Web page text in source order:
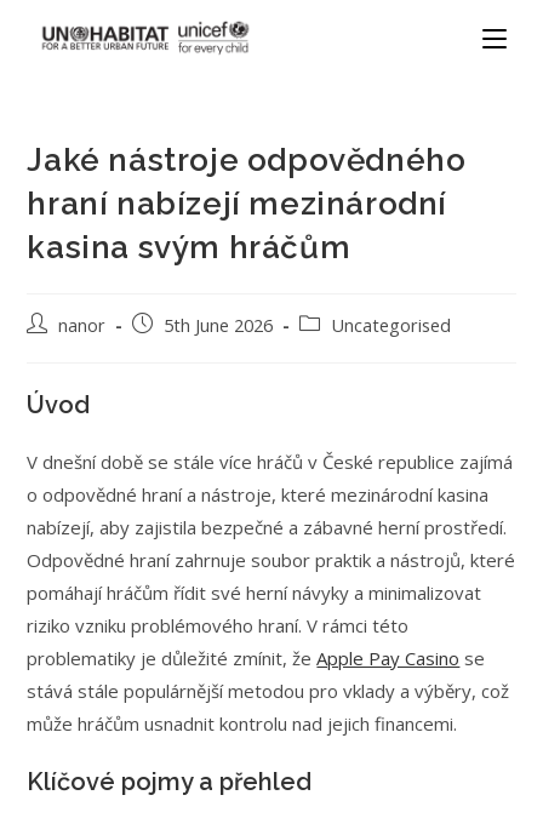
Jaké nástroje odpovědného
hraní nabízejí mezinárodní
kasina svým hráčům
nanor 5th June 2026 Uncategorised
Úvod
V dnešní době se stále více hráčů v České republice zajímá
o odpovědné hraní a nástroje, které mezinárodní kasina
nabízejí, aby zajistila bezpečné a zábavné herní prostředí.
Odpovědné hraní zahrnuje soubor praktik a nástrojů, které
pomáhají hráčům řídit své herní návyky a minimalizovat
riziko vzniku problémového hraní. V rámci této
problematiky je důležité zmínit, žeApple Pay Casino se
stává stále populárnější metodou pro vklady a výběry, což
může hráčům usnadnit kontrolu nad jejich financemi.
Klíčové pojmy a přehled